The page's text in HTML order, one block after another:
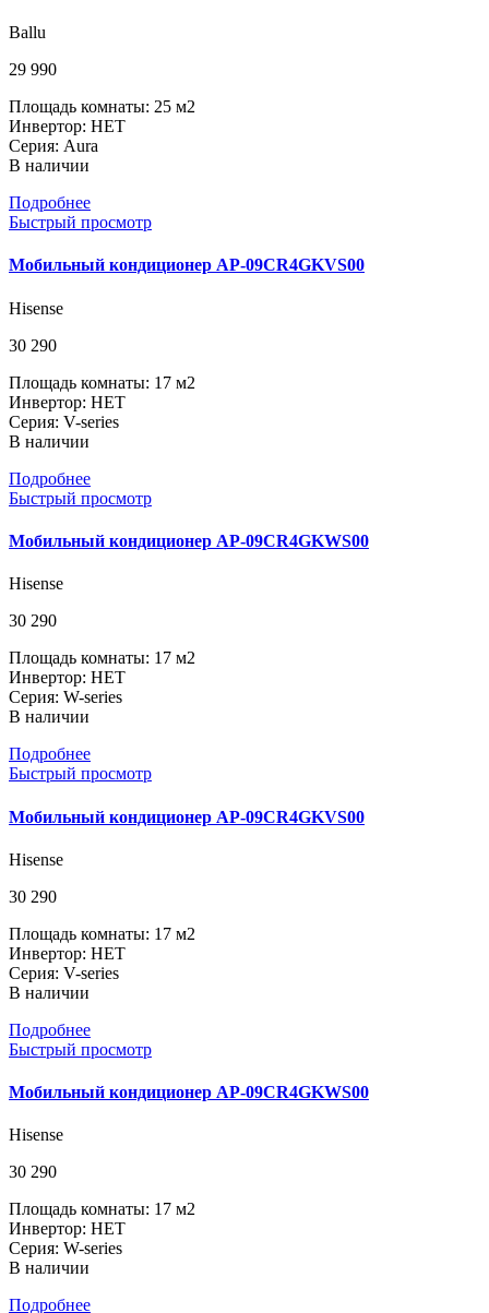
Ballu
29 990
Площадь комнаты: 25 м2
Инвертор: НЕТ
Серия: Aura
В наличии
Подробнее
Быстрый просмотр
Мобильный кондиционер AP-09CR4GKVS00
Hisense
30 290
Площадь комнаты: 17 м2
Инвертор: НЕТ
Серия: V-series
В наличии
Подробнее
Быстрый просмотр
Мобильный кондиционер AP-09CR4GKWS00
Hisense
30 290
Площадь комнаты: 17 м2
Инвертор: НЕТ
Серия: W-series
В наличии
Подробнее
Быстрый просмотр
Мобильный кондиционер AP-09CR4GKVS00
Hisense
30 290
Площадь комнаты: 17 м2
Инвертор: НЕТ
Серия: V-series
В наличии
Подробнее
Быстрый просмотр
Мобильный кондиционер AP-09CR4GKWS00
Hisense
30 290
Площадь комнаты: 17 м2
Инвертор: НЕТ
Серия: W-series
В наличии
Подробнее